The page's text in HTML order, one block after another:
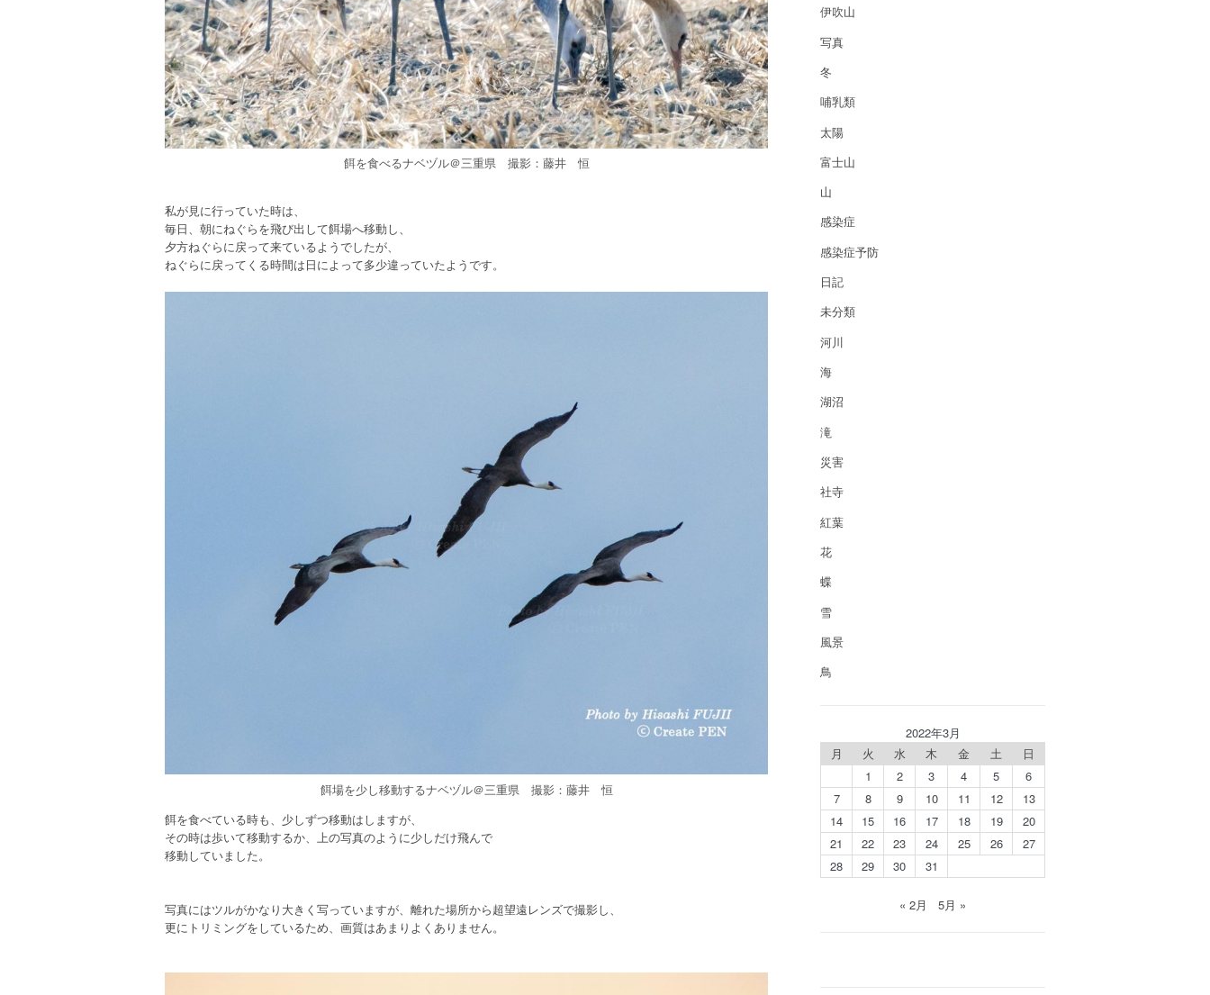
餌を食べるナベヅル＠三重県 撮影：藤井 恒
私が見に行っていた時は、
毎日、朝にねぐらを飛び出して餌場へ移動し、
夕方ねぐらに戻って来ているようでしたが、
ねぐらに戻ってくる時間は日によって多少違っていたようです。
餌場を少し移動するナベヅル＠三重県 撮影：藤井 恒
餌を食べている時も、少しずつ移動はしますが、
その時は歩いて移動するか、上の写真のように少しだけ飛んで
移動していました。
写真にはツルがかなり大きく写っていますが、離れた場所から超望遠レンズで撮影し、
更にトリミングをしているため、画質はあまりよくありません。
伊吹山
写真
冬
哺乳類
太陽
富士山
山
感染症
感染症予防
日記
未分類
河川
海
湖沼
滝
災害
社寺
紅葉
花
蝶
雪
風景
鳥
2022年3月
月
火 水 木 金 土
日
1
2 3 4 5
6
7
8 9 10 11 12
13
14
15 16 17 18 19
20
21
22 23 24 25 26
27
28
29 30 31
« 2月 5月 »